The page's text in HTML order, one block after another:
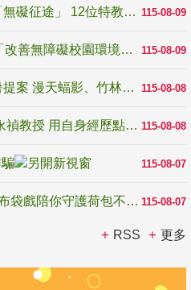
115-08-09
青年百億海外圓夢基金計畫「無礙征途」 12位特教與弱勢青年勇闖西班牙 跨越感官限制見證生命蛻變
115-08-09
國教署補助22縣市積極推動「改善無障礙校園環境計畫」 打造友善、安全、無礙學習空間
115-08-08
青年壯遊點精選夏夜限定避暑提案 漫天蝠影、竹林尋蛙、茶香夜觀 邀青年暮色出發
115-08-08
教育家人物典範 發明大王林永禎教授 用自身經歷點亮學生的路
115-08-07
115-08-07
反詐騙宣導_防詐有道，霹靂布袋戲陪你守護荷包不受騙
RSS 更多